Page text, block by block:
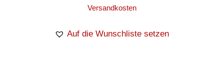
Versandkosten
Auf die Wunschliste setzen